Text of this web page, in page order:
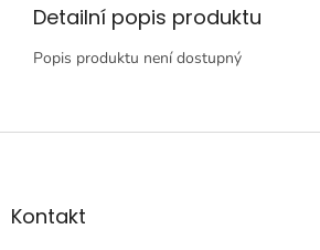
Detailní popis produktu
Popis produktu není dostupný
Z
aKontakt